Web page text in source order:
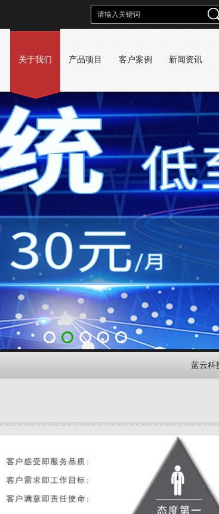
关于我们 产品项目 客户案例 新闻资讯
蓝云科技